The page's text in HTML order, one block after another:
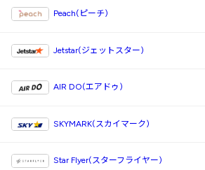
Peach(ピーチ)
Jetstar(ジェットスター)
AIR DO(エアドゥ)
SKYMARK(スカイマーク)
Star Flyer(スターフライヤー)